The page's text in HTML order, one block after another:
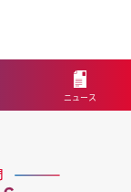
ニュース